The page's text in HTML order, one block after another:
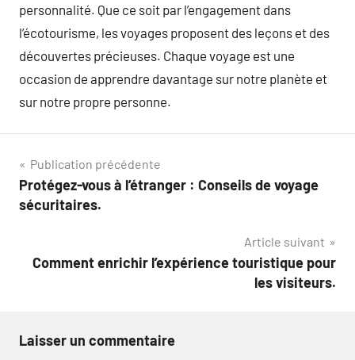
personnalité. Que ce soit par l’engagement dans
l’écotourisme, les voyages proposent des leçons et des
découvertes précieuses. Chaque voyage est une
occasion de apprendre davantage sur notre planète et
sur notre propre personne.
Navigation
de
Publication précédente
Protégez-vous à l’étranger : Conseils de voyage
sécuritaires.
Article suivant
Comment enrichir l’expérience touristique pour
les visiteurs.
Laisser un commentaire